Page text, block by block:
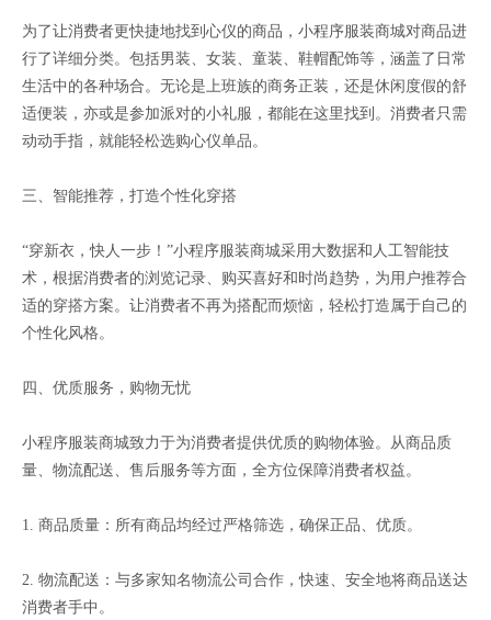
为了让消费者更快捷地找到心仪的商品，小程序服装商城对商品进
行了详细分类。包括男装、女装、童装、鞋帽配饰等，涵盖了日常
生活中的各种场合。无论是上班族的商务正装，还是休闲度假的舒
适便装，亦或是参加派对的小礼服，都能在这里找到。消费者只需
动动手指，就能轻松选购心仪单品。
三、智能推荐，打造个性化穿搭
“穿新衣，快人一步！”小程序服装商城采用大数据和人工智能技
术，根据消费者的浏览记录、购买喜好和时尚趋势，为用户推荐合
适的穿搭方案。让消费者不再为搭配而烦恼，轻松打造属于自己的
个性化风格。
四、优质服务，购物无忧
小程序服装商城致力于为消费者提供优质的购物体验。从商品质
量、物流配送、售后服务等方面，全方位保障消费者权益。
1. 商品质量：所有商品均经过严格筛选，确保正品、优质。
2. 物流配送：与多家知名物流公司合作，快速、安全地将商品送达
消费者手中。